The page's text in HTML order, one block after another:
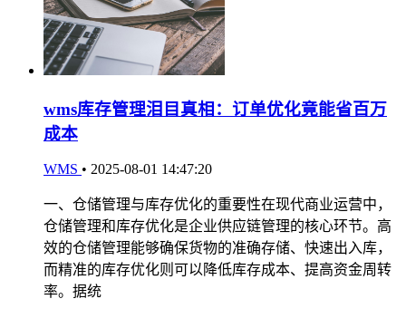
wms库存管理泪目真相：订单优化竟能省百万
成本
WMS • 2025-08-01 14:47:20
一、仓储管理与库存优化的重要性在现代商业运营中，
仓储管理和库存优化是企业供应链管理的核心环节。高
效的仓储管理能够确保货物的准确存储、快速出入库，
而精准的库存优化则可以降低库存成本、提高资金周转
率。据统